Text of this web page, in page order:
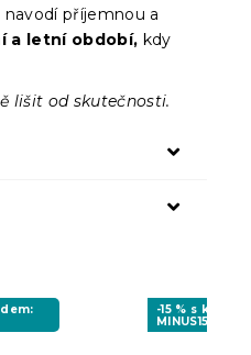
příjemnou a
a letní období, kdy
lišit od skutečnosti.
-15 % s kódem:
MINUS15